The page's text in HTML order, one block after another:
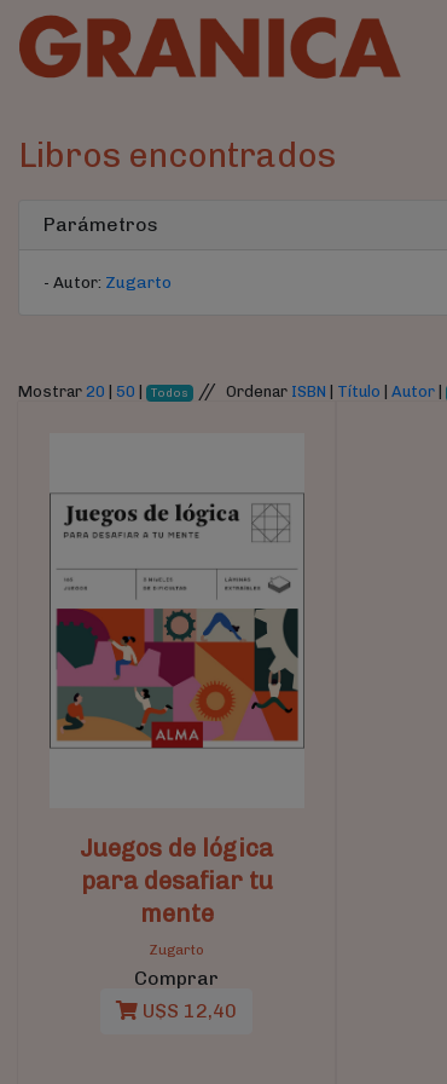
Libros encontrados
Parámetros
- Autor: Zugarto
Mostrar 20 50 Todos // Ordenar ISBN Título Autor|
Juegos de lógica
para desafiar tu
mente
Zugarto
Comprar
U$S 12,40